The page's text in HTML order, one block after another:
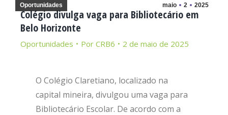
maio 2 2025
Oportunidades
Colégio divulga vaga para Bibliotecário em
Belo Horizonte
Oportunidades Por CRB6 2 de maio de 2025
O Colégio Claretiano, localizado na
capital mineira, divulgou uma vaga para
Bibliotecário Escolar. De acordo com a